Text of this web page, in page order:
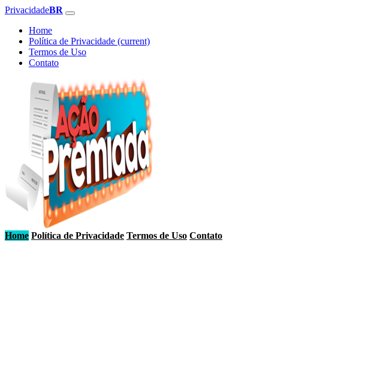
PrivacidadeBR
Home
Política de Privacidade (current)
Termos de Uso
Contato
Home Política de Privacidade Termos de Uso Contato